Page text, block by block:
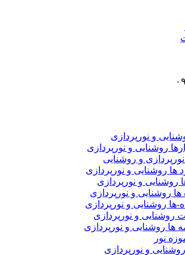
و نورپردازی
روشنایی و نورپردازی
و روشنایی
ها روشنایی و نورپردازی
روشنایی و نورپردازی
ها روشنایی و نورپردازی
ها روشنایی و نورپردازی
روشنایی و نورپردازی
ها روشنایی و نورپردازی
نور
و نورپردازی